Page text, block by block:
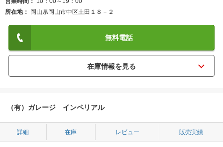
所在地
岡山県岡山市中区土田１８－２
無料電話
（有）ガレージ インペリアル
詳細 在庫 レビュー 販売実績